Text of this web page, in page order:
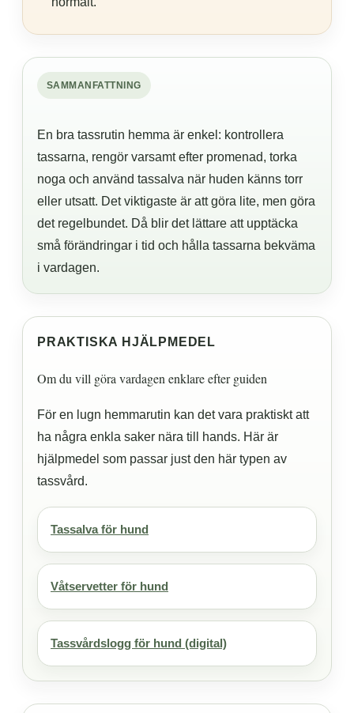
SAMMANFATTNING
En bra tassrutin hemma är enkel: kontrollera
tassarna, rengör varsamt efter promenad, torka
noga och använd tassalva när huden känns torr
eller utsatt. Det viktigaste är att göra lite, men göra
det regelbundet. Då blir det lättare att upptäcka
små förändringar i tid och hålla tassarna bekväma
i vardagen.
PRAKTISKA HJÄLPMEDEL
Om du vill göra vardagen enklare efter guiden
För en lugn hemmarutin kan det vara praktiskt att
ha några enkla saker nära till hands. Här är
hjälpmedel som passar just den här typen av
tassvård.
Tassalva för hund
Våtservetter för hund
Tassvårdslogg för hund (digital)